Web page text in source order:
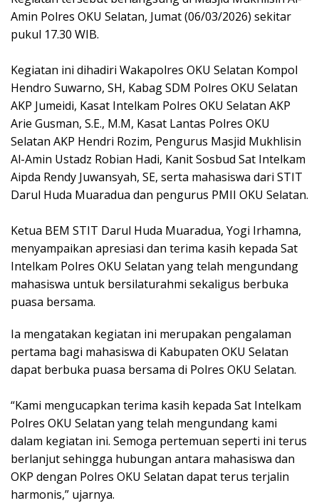
Amin Polres OKU Selatan, Jumat (06/03/2026) sekitar
pukul 17.30 WIB.
Kegiatan ini dihadiri Wakapolres OKU Selatan Kompol
Hendro Suwarno, SH, Kabag SDM Polres OKU Selatan
AKP Jumeidi, Kasat Intelkam Polres OKU Selatan AKP
Arie Gusman, S.E., M.M, Kasat Lantas Polres OKU
Selatan AKP Hendri Rozim, Pengurus Masjid Mukhlisin
Al-Amin Ustadz Robian Hadi, Kanit Sosbud Sat Intelkam
Aipda Rendy Juwansyah, SE, serta mahasiswa dari STIT
Darul Huda Muaradua dan pengurus PMII OKU Selatan.
Ketua BEM STIT Darul Huda Muaradua, Yogi Irhamna,
menyampaikan apresiasi dan terima kasih kepada Sat
Intelkam Polres OKU Selatan yang telah mengundang
mahasiswa untuk bersilaturahmi sekaligus berbuka
puasa bersama.
Ia mengatakan kegiatan ini merupakan pengalaman
pertama bagi mahasiswa di Kabupaten OKU Selatan
dapat berbuka puasa bersama di Polres OKU Selatan.
“Kami mengucapkan terima kasih kepada Sat Intelkam
Polres OKU Selatan yang telah mengundang kami
dalam kegiatan ini. Semoga pertemuan seperti ini terus
berlanjut sehingga hubungan antara mahasiswa dan
OKP dengan Polres OKU Selatan dapat terus terjalin
harmonis,” ujarnya.